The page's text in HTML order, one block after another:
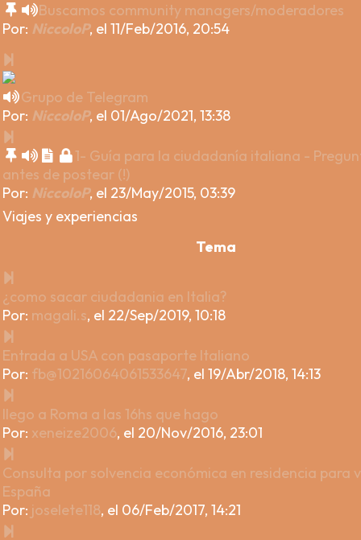
Buscamos community managers/moderadores
Por: NiccoloP, el 11/Feb/2016, 20:54
Grupo de Telegram
Por: NiccoloP, el 01/Ago/2021, 13:38
1- Guía para la ciudadanía italiana -
antes de postear (!)
Por: NiccoloP, el 23/May/2015, 03:39
Viajes y experiencias
Tema
¿como sacar ciudadania en Italia?
Por: magali.s, el 22/Sep/2019, 10:18
Entrada a USA con pasaporte Italiano
Por: fb@10216064061533647, el 19/Abr/2018, 14:13
llego a Roma a las 16hs que hago
Por: xeneize2006, el 20/Nov/2016, 23:01
Consulta por solvencia económica en residencia para
España
Por: joselete118, el 06/Feb/2017, 14:21